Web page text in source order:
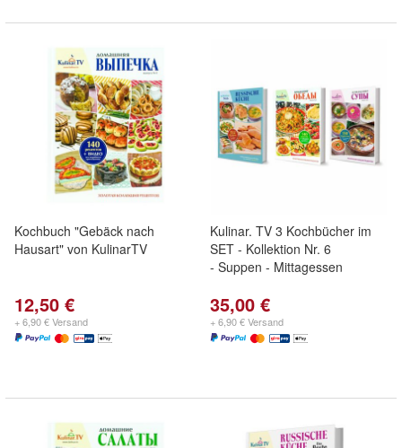
Kochbuch "Gebäck nach
Hausart" von KulinarTV
12,50 €
+ 6,90 € Versand
Kulinar. TV 3 Kochbücher im
SET - Kollektion Nr. 6
- Suppen - Mittagessen
35,00 €
+ 6,90 € Versand